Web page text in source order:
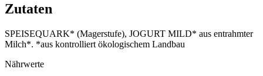
Zutaten
SPEISEQUARK* (Magerstufe), JOGURT MILD* aus entrahmter
Milch*. *aus kontrolliert ökologischem Landbau
Nährwerte